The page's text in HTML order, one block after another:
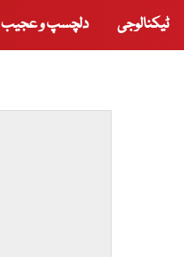
ٹیکنالوجی دلچسپ و عجیب